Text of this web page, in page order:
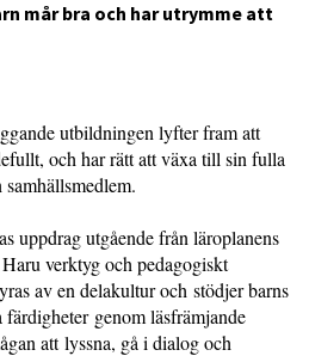
mår bra och har utrymme att
utbildningen lyfter fram att
och har rätt att växa till sin fulla
uppdrag utgående från läroplanens
verktyg och pedagogiskt
av en delakultur och stödjer barns
genom läsfrämjande
att lyssna, gå i dialog och